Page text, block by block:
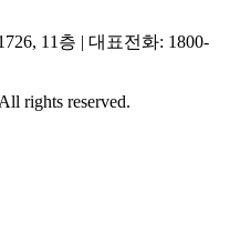
11층 | 대표전화: 1800-
rights reserved.